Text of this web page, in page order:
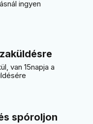
ingyen
van 15napja a
spóroljon